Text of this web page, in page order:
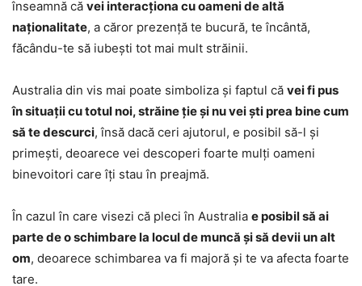
înseamnă că vei interacționa cu oameni de altă
naționalitate, a căror prezență te bucură, te încântă,
făcându-te să iubești tot mai mult străinii.
Australia din vis mai poate simboliza și faptul că vei fi pus
în situații cu totul noi, străine ție și nu vei ști prea bine cum
să te descurci, însă dacă ceri ajutorul, e posibil să-l și
primești, deoarece vei descoperi foarte mulți oameni
binevoitori care îți stau în preajmă.
În cazul în care visezi că pleci în Australia e posibil să ai
parte de o schimbare la locul de muncă și să devii un alt
om, deoarece schimbarea va fi majoră și te va afecta foarte
tare.